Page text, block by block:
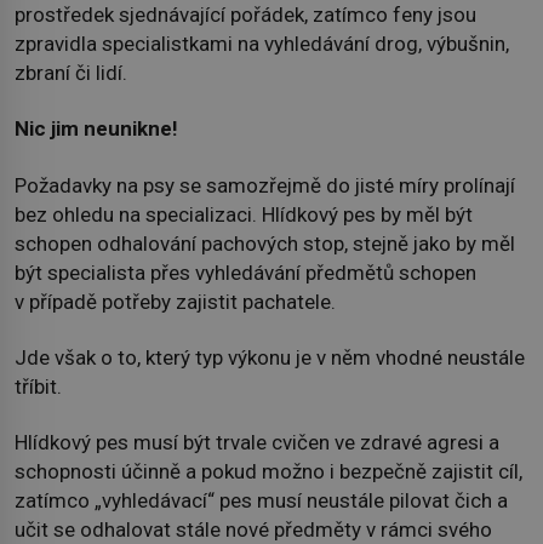
prostředek sjednávající pořádek, zatímco feny jsou
zpravidla specialistkami na vyhledávání drog, výbušnin,
zbraní či lidí.
Nic jim neunikne!
Požadavky na psy se samozřejmě do jisté míry prolínají
bez ohledu na specializaci. Hlídkový pes by měl být
schopen odhalování pachových stop, stejně jako by měl
být specialista přes vyhledávání předmětů schopen
v případě potřeby zajistit pachatele.
Jde však o to, který typ výkonu je v něm vhodné neustále
tříbit.
Hlídkový pes musí být trvale cvičen ve zdravé agresi a
schopnosti účinně a pokud možno i bezpečně zajistit cíl,
zatímco „vyhledávací“ pes musí neustále pilovat čich a
učit se odhalovat stále nové předměty v rámci svého